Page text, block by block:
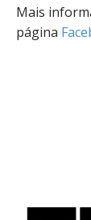
Mais
página